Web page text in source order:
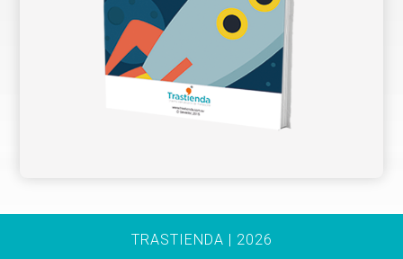
TRASTIENDA | 2026